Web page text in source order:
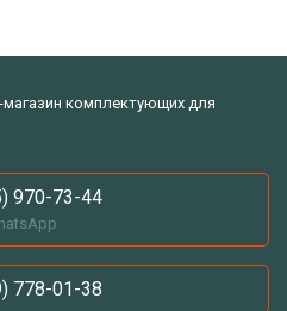
комплектующих для
970-73-44
778-01-38